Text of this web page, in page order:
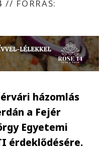
// FORRÁS:
házomlás
a Fejér
Egyetemi
érdeklődésére.